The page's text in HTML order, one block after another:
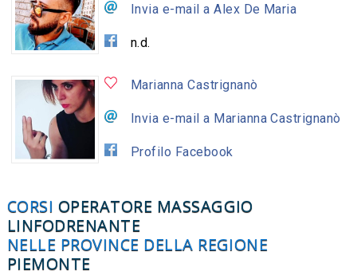
Invia e-mail a Alex De Maria
n.d.
Marianna Castrignanò
Invia e-mail a Marianna Castrignanò
Profilo Facebook
CORSI OPERATORE MASSAGGIO
LINFODRENANTE
NELLE PROVINCE DELLA REGIONE
PIEMONTE